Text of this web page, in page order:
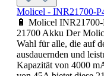
Molicel - INR21700-
🔋 Molicel
21700 Akku Der
Wahl für alle, die auf
ausdauernden und
Kapazität von 4000